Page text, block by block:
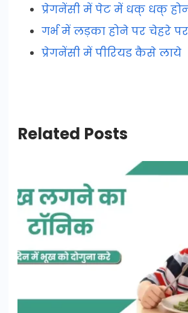
प्रेगनेंसी में पेट में धक् धक्
गर्भ में लड़का होने पर चेहरे
प्रेगनेंसी में पीरियड कैसे लाये
Related Posts